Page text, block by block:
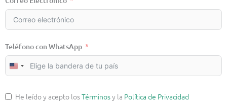
Teléfono con WhatsApp
UNITED
+1
He leído y acepto losTérminosy la Política de Privacidad